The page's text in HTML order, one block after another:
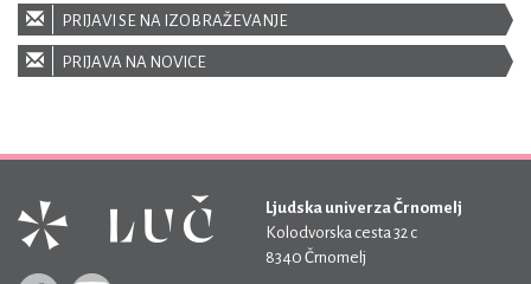
PRIJAVI SE NA IZOBRAŽEVANJE
PRIJAVA NA NOVICE
Ljudska univerza Črnomelj
Kolodvorska cesta 32 c
8340 Črnomelj